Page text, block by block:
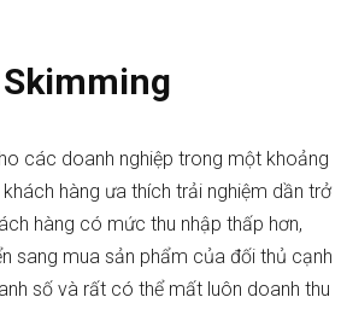
các doanh nghiệp trong một khoảng
hàng ưa thích trải nghiệm dần trở
hàng có mức thu nhập thấp hơn,
sang mua sản phẩm của đối thủ cạnh
số và rất có thể mất luôn doanh thu